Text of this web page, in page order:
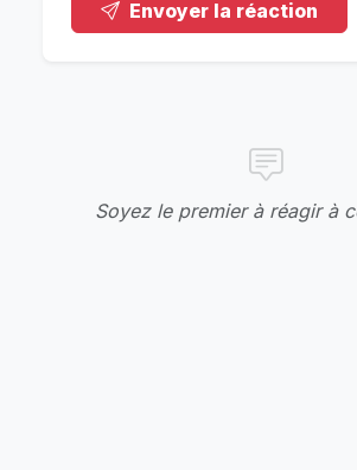
Envoyer la réaction
Soyez le premier à réagir à